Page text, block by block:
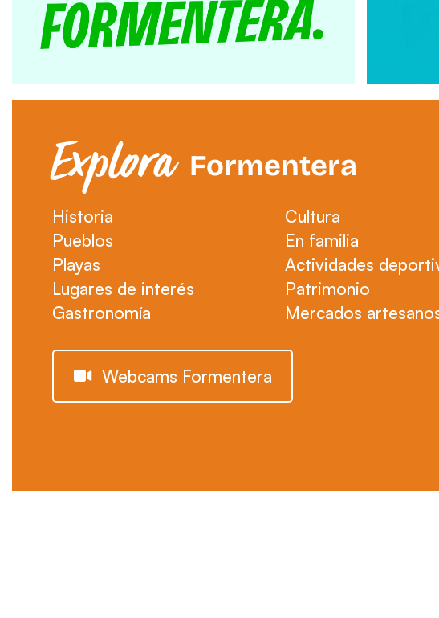
Explora Formentera
Historia
Pueblos
Playas
Lugares de interés
Gastronomía
Cultura
En familia
Actividades
Patrimonio
Mercados
Webcams Formentera